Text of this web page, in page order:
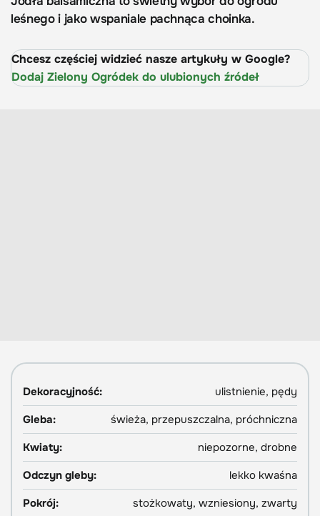
leśnego i jako wspaniale pachnąca choinka.
Chcesz częściej widzieć nasze artykuły w Google?
Dodaj Zielony Ogródek do ulubionych źródeł
Dekoracyjność:
ulistnienie, pędy
Gleba:
świeża, przepuszczalna, próchniczna
Kwiaty:
niepozorne, drobne
Odczyn gleby:
lekko kwaśna
Pokrój:
stożkowaty, wzniesiony, zwarty